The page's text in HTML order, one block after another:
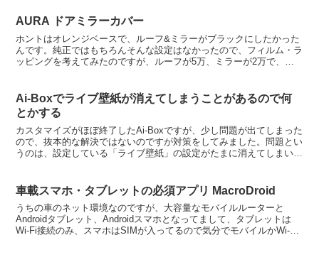
AURA ドアミラーカバー
ホントはオレンジベースで、ルーフ&ミラーがブラックにしたかった
んです。純正ではもちろんそんな設定はなかったので、フィルム・ラ
ッピングを考えてみたのですが、ルーフが5万、ミラーが2万で、耐
Ai-Boxでライブ壁紙が消えてしまうことがあるので何
とかする
カスタマイズがほぼ終了したAi-Boxですが、少し問題が出てしまった
ので、抜本的な解決ではないのですが対策をしてみました。問題とい
うのは、設定している「ライブ壁紙」の設定がたまに消えてしまい黒
車載スマホ・タブレットの必須アプリ MacroDroid
うちの車のネット環境なのですが、大容量なモバイルルーターと
Androidタブレット、Androidスマホとなってまして、タブレットは
Wi-Fi接続のみ、スマホはSIMが入ってるので気分でモバイルかWi-Fi